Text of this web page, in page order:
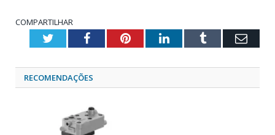
COMPARTILHAR
TwitterFacebookPinterestLinkedInTumblr
RECOMENDAÇÕES